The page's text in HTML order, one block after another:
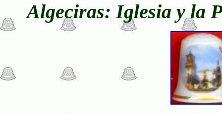
Algeciras: Iglesia y la